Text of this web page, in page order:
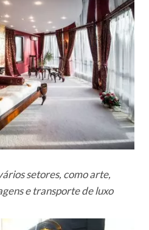
setores, como arte,
e transporte de luxo